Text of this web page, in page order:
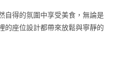
自得的氛圍中享受美食，無論是
的座位設計都帶來放鬆與寧靜的